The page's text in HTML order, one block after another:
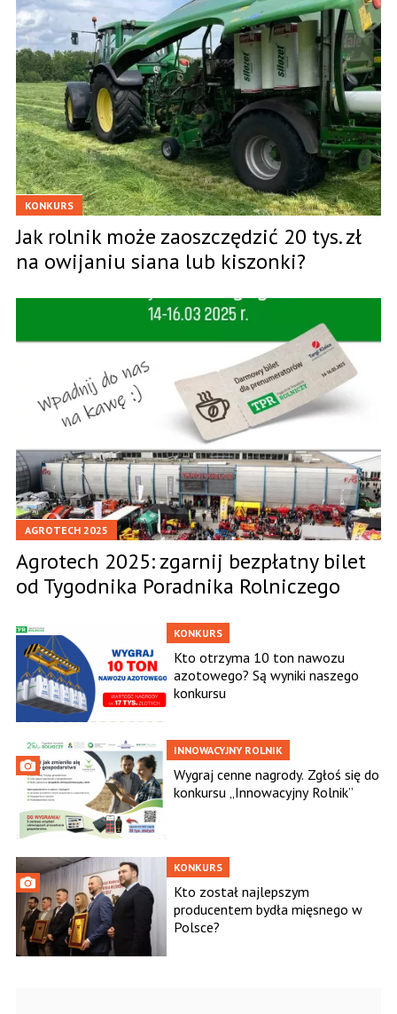
KONKURS
Jak rolnik może zaoszczędzić 20 tys. zł
na owijaniu siana lub kiszonki?
AGROTECH 2025
Agrotech 2025: zgarnij bezpłatny bilet
od Tygodnika Poradnika Rolniczego
KONKURS
Kto otrzyma 10 ton nawozu
azotowego? Są wyniki naszego
konkursu
INNOWACYJNY ROLNIK
Wygraj cenne nagrody. Zgłoś się do
konkursu „Innowacyjny Rolnik”
KONKURS
Kto został najlepszym
producentem bydła mięsnego w
Polsce?